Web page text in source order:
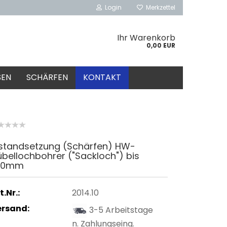
Login Merkzettel
Ihr Warenkorb
0,00 EUR
SCHÄRFEN KONTAKT
(Schärfen) HW-
("Sackloch") bis
2014.10
3-5 Arbeitstage
n. Zahlungseing.